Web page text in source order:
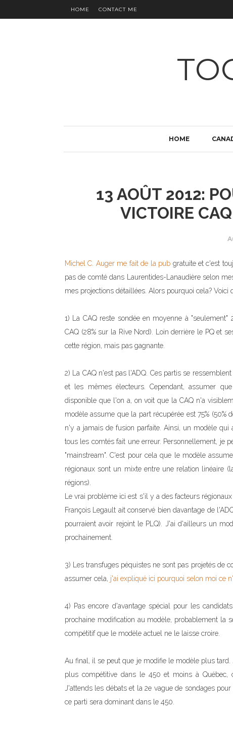
HOME CONTACT ME
HOME
13 AOÛT 2012:
VICTOIRE
Michel C. Auger me fait de la pub gratuite et c'est
pas de comté dans Laurentides-Lanaudière selon
mes projections détaillées. Alors pourquoi cela? Voici
1) La CAQ reste sondée en moyenne à
CAQ (28% sur la Rive Nord). Loin derrière le PQ et
cette région, mais pas gagnante.
2) La CAQ n'est pas l'ADQ. Ces partis se
et les mêmes électeurs. Cependant, assumer
disponible que l'on a, on voit que la CAQ n'a
modèle assume que la part récupérée est 75% (50%
n'y a jamais de fusion parfaite. Ainsi, un modèle qui
tous les comtés fait une erreur. Personnellement, je
"mainstream". C'est pour cela que le modèle
régionaux sont un mixte entre une relation linéaire
régions).
Le vrai problème ici est s'il y a des facteurs
François Legault ait conservé bien davantage de
pourraient avoir rejoint le PLQ). J'ai d'ailleurs un
prochainement.
3) Les transfuges péquistes ne sont pas projetés de
assumer cela, j'ai expliqué ici pourquoi selon moi ce
4) Pas encore d'avantage spécial pour les
prochaine modification au modèle, probablement la
compétitif que le modèle actuel ne le laisse croire.
Au final, il se peut que je modifie le modèle plus
plus compétitive dans le 450 et moins à Québec,
J'attends les débats et la 2e vague de sondages
ce parti sera dominant dans le 450.